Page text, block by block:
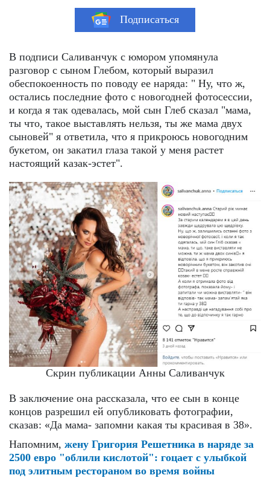
Подписаться
В подписи Саливанчук с юмором упомянула
разговор с сыном Глебом, который выразил
обеспокоенность по поводу ее наряда: " Ну, что ж,
остались последние фото с новогодней фотосессии,
и когда я так одевалась, мой сын Глеб сказал "мама,
ты что, такое выставлять нельзя, ты же мама двух
сыновей" я ответила, что я прикроюсь новогодним
букетом, он закатил глаза такой у меня растет
настоящий казак-эстет".
Скрин публикации Анны Саливанчук
В заключение она рассказала, что ее сын в конце
концов разрешил ей опубликовать фотографии,
сказав: «Да мама- запомни какая ты красивая в 38».
Напомним, жену Григория Решетника в наряде за
2500 евро "облили кислотой": гоцает с улыбкой
под элитным рестораном во время войны